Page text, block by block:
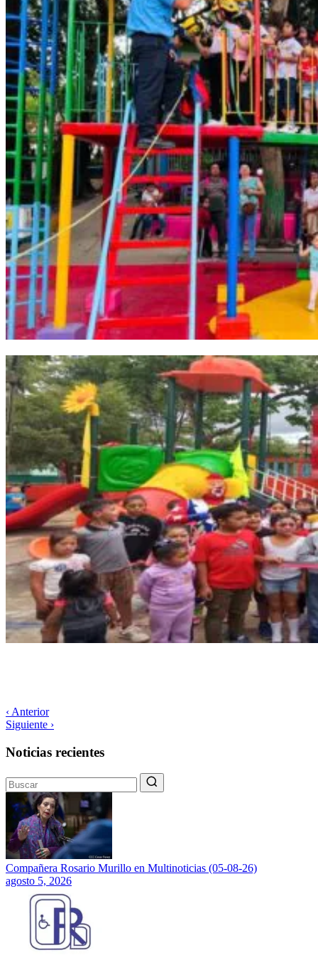
‹ Anterior
Siguiente ›
Noticias recientes
Compañera Rosario Murillo en Multinoticias (05-08-26)
agosto 5, 2026